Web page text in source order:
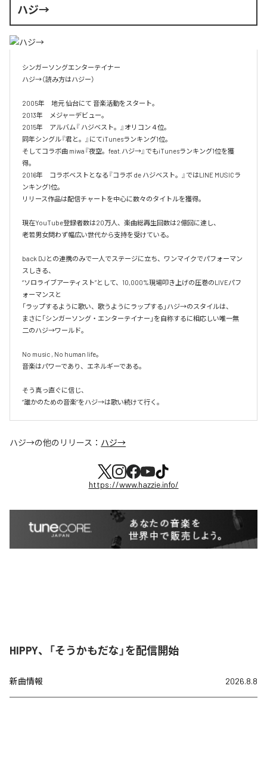
ハジ→
シンガーソングエンターテイナー
ハジ→（読み方はハジー）
2005年　地元 仙台にて 音楽活動をスタート。
2013年　メジャーデビュー。
2015年　アルバム『 ハジベスト。』オリコン４位。
同年シングル『君と。』にてiTunesランキング1位。
そしてコラボ曲 miwa『夜空。feat.ハジ→』でもiTunesランキング1位を獲
得。
2016年　コラボベストとなる『コラボ de ハジベスト。』ではLINE MUSICラ
ンキング1位。
リリース作品は配信チャートを中心に数々のタイトルを獲得。
現在YouTube登録者数は20万人、楽曲総再生回数は2億回に達し、
老若男女問わず幅広い世代から支持を受けている。
back DJとの連携のみで一人でステージに立ち、ワンマイクでパフォーマン
スしきる、
“ソロライブアーティスト”として、10,000%現場叩き上げの圧巻のLIVEパフ
ォーマンスと
「ラップするように歌い、歌うようにラップする」ハジ→のスタイルは、
まさに「シンガーソング・エンターテイナー」を自称するに相応しい唯一無
二のハジ→ワールド。
No music , No human life。
音楽はパワーであり、エネルギーである。
そう真っ直ぐに信じ、
ハジ→の他のリリース： ハジ→
https://www.hazzie.info/
HIPPY、「そうかもだな」を配信開始
新曲情報 2026.8.8